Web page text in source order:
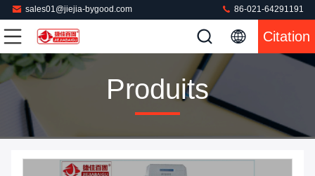
sales01@jiejia-bygood.com 86-021-64291191
Citation
Produits